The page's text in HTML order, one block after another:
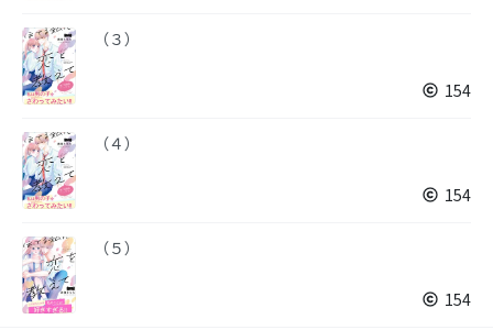
（３）
154
（４）
154
（５）
154